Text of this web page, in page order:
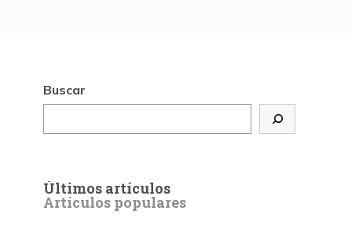
Buscar
Últimos artículos
Artículos populares